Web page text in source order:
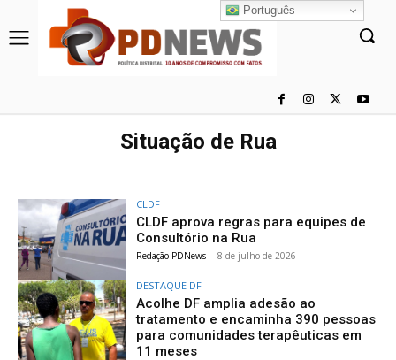
Situação de Rua
CLDF
CLDF aprova regras para equipes de
Consultório na Rua
Redação PDNews - 8 de julho de 2026
DESTAQUE DF
Acolhe DF amplia adesão ao
tratamento e encaminha 390 pessoas
para comunidades terapêuticas em
11 meses
Português